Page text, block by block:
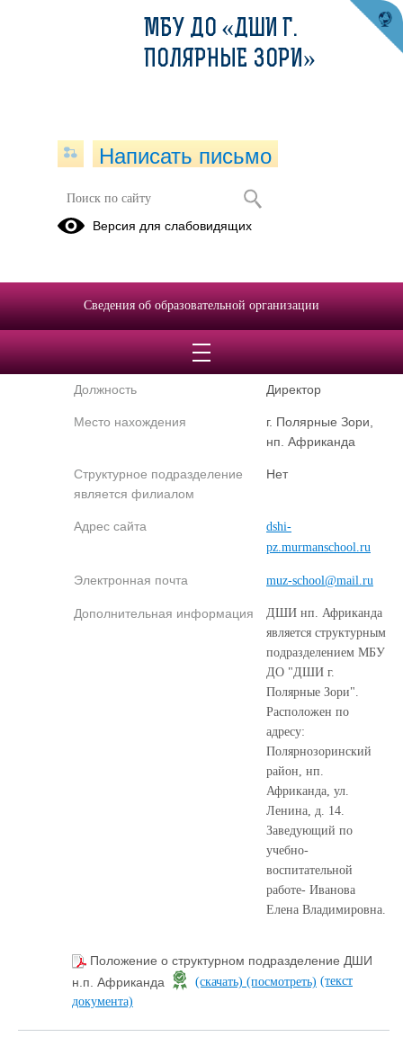
Cтруктурные подразделения
Детская школа искусств нп. Африканда
Валерьевна
Должность Директор
Место нахождения
г. Полярные Зори,
нп. Африканда
Структурное подразделение
является филиалом
Нет
Адрес сайта
dshi-
pz.murmanschool.ru
Электронная почта muz-school@mail.ru
Дополнительная информация
ДШИ нп. Африканда
является структурным
подразделением МБУ
ДО "ДШИ г.
Полярные Зори".
Расположен по
адресу:
Полярнозоринский
район, нп.
Африканда, ул.
Ленина, д. 14.
Заведующий по
учебно-
воспитательной
работе- Иванова
Елена Владимировна.
Положение о структурном подразделение ДШИ
н.п. Африканда
(скачать) (посмотреть) (текст
документа)
МБУ ДО «ДШИ Г.
ПОЛЯРНЫЕ ЗОРИ»
Написать письмо
Версия для слабовидящих
Сведения об образовательной организации